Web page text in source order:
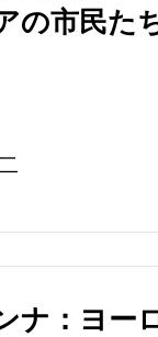
の市民た
ナ：ヨー